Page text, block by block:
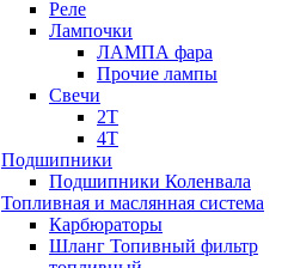
Реле
Лампочки
ЛАМПА фара
Прочие лампы
Свечи
2T
4T
Подшипники
Подшипники Коленвала
Топливная и маслянная система
Карбюраторы
Шланг Топивный фильтр